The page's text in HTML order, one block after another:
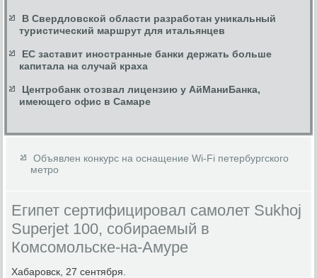
В Свердловской области разработан уникальный
туристический маршрут для итальянцев
ЕС заставит иностранные банки держать больше
капитала на случай краха
Центробанк отозвал лицензию у АйМаниБанка,
имеющего офис в Самаре
Объявлен конкурс на оснащение Wi-Fi петербургского
метро
Египет сертифицировал самолет Sukhoj
Superjet 100, собираемый в
Комсомольске-на-Амуре
Хабаровск, 27 сентября.